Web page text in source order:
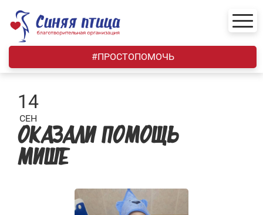
content
#ПРОСТОПОМОЧЬ
14
СЕН
ОКАЗАЛИ ПОМОЩЬ
МИШЕ